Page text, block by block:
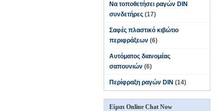
Να τοποθετήσει ραγών DIN
συνδετήρες (17)
Σαφές πλαστικό κιβώτιο
περιφράξεων (6)
Αυτόματος διανομέας
σαπουνιών (6)
Περίφραξη ραγών DIN (14)
Είμαι Online Chat Now